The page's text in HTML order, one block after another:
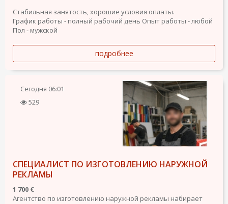
Стабильная занятость, хорошие условия оплаты.
График работы - полный рабочий день Опыт работы - любой
Пол - мужской
подробнее
Сегодня 06:01
529
СПЕЦИАЛИСТ ПО ИЗГОТОВЛЕНИЮ НАРУЖНОЙ
РЕКЛАМЫ
1 700 €
Агентство по изготовлению наружной рекламы набирает